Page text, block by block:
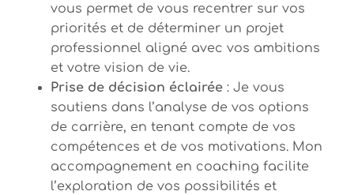
vous permet de vous recentrer sur vos
priorités et de déterminer un projet
professionnel aligné avec vos ambitions
et votre vision de vie.
Prise de décision éclairée : Je vous
soutiens dans l’analyse de vos options
de carrière, en tenant compte de vos
compétences et de vos motivations. Mon
accompagnement en coaching facilite
l’exploration de vos possibilités et